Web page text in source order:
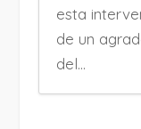
esta
de un
del...